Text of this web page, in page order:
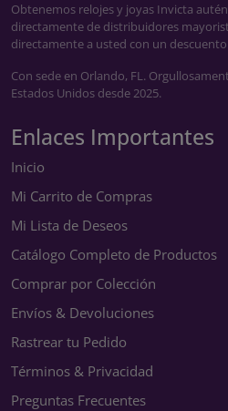
Obtenemos relojes y joyas Invicta
directamente de distribuidores
directamente a usted con un descuento
Con sede en Orlando, FL.
Estados Unidos desde 2025.
Enlaces Importantes
Inicio
Mi Carrito de Compras
Mi Lista de Deseos
Catálogo Completo de Productos
Comprar por Colección
Envíos & Devoluciones
Rastrear tu Pedido
Términos & Privacidad
Preguntas Frecuentes